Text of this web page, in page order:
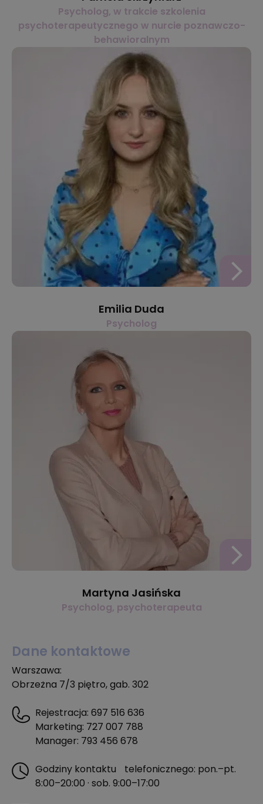
Psycholog, w trakcie szkolenia
psychoterapeutycznego w nurcie poznawczo-
behawioralnym
Emilia Duda
Psycholog
Martyna Jasińska
Psycholog, psychoterapeuta
Dane kontaktowe
Warszawa:
Obrzeżna 7/3 piętro, gab. 302
Rejestracja: 697 516 636
Marketing: 727 007 788
Manager: 793 456 678
Godziny kontaktu telefonicznego: pon.–pt.
8:00–20:00 · sob. 9:00–17:00